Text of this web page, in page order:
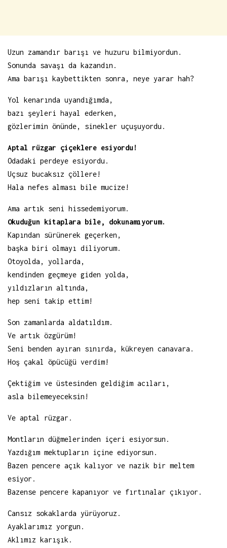
Uzun zamandır barışı ve huzuru bilmiyordun.
Sonunda savaşı da kazandın.
Ama barışı kaybettikten sonra, neye yarar hah?
Yol kenarında uyandığımda,
bazı şeyleri hayal ederken,
gözlerimin önünde, sinekler uçuşuyordu.
Aptal rüzgar çiçeklere esiyordu!
Odadaki perdeye esiyordu.
Uçsuz bucaksız çöllere!
Hala nefes alması bile mucize!
Ama artık seni hissedemiyorum.
Okuduğun kitaplara bile, dokunamıyorum.
Kapından sürünerek geçerken,
başka biri olmayı diliyorum.
Otoyolda, yollarda,
kendinden geçmeye giden yolda,
yıldızların altında,
hep seni takip ettim!
Son zamanlarda aldatıldım.
Ve artık özgürüm!
Seni benden ayıran sınırda, kükreyen canavara.
Hoş çakal öpücüğü verdim!
Çektiğim ve üstesinden geldiğim acıları,
asla bilemeyeceksin!
Ve aptal rüzgar.
Montların düğmelerinden içeri esiyorsun.
Yazdığım mektupların içine ediyorsun.
Bazen pencere açık kalıyor ve nazik bir meltem
esiyor.
Bazense pencere kapanıyor ve fırtınalar çıkıyor.
Cansız sokaklarda yürüyoruz.
Ayaklarımız yorgun.
Aklımız karışık.